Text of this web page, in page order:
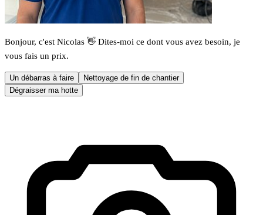
Bonjour, c'est Nicolas 👋 Dites-moi ce dont vous avez besoin, je
vous fais un prix.
Un débarras à faire
Nettoyage de fin de chantier
Dégraisser ma hotte